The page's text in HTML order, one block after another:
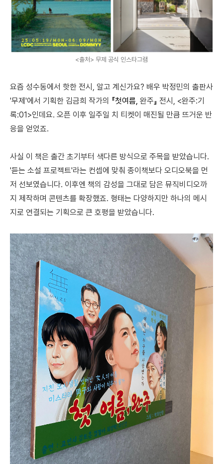
<출처> 무제 공식 인스타그램
요즘 성수동에서 핫한 전시, 알고 계신가요? 배우 박정민의 출판사
'무제'에서 기획한 김금희 작가의 『첫여름, 완주』 전시, <완주:기
록:01>인데요. 오픈 이후 일주일 치 티켓이 매진될 만큼 뜨거운 반
응을 얻었죠.
사실 이 책은 출간 초기부터 색다른 방식으로 주목을 받았습니다.
'듣는 소설 프로젝트'라는 컨셉에 맞춰 종이책보다 오디오북을 먼
저 선보였습니다. 이후엔 책의 감성을 그대로 담은 뮤직비디오까
지 제작하며 콘텐츠를 확장했죠. 형태는 다양하지만 하나의 메시
지로 연결되는 기획으로 큰 호평을 받았습니다.